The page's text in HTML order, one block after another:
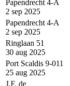
Papendrecht 4-A
2 sep 2025
Papendrecht 4-A
2 sep 2025
Ringlaan 51
30 aug 2025
Port Scaldis 9-011
25 aug 2025
J.F. de